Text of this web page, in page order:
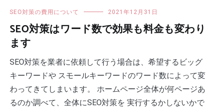
SEO対策の費用について 2021年12月31日
SEO対策はワード数で効果も料金も変わり
ます
SEO対策を業者に依頼して行う場合は、希望するビッグ
キーワードや スモールキーワードのワード数によって変
わってきてしまいます。 ホームページ全体が何ページあ
るのか調べて、全体にSEO対策を 実行するかしないかで